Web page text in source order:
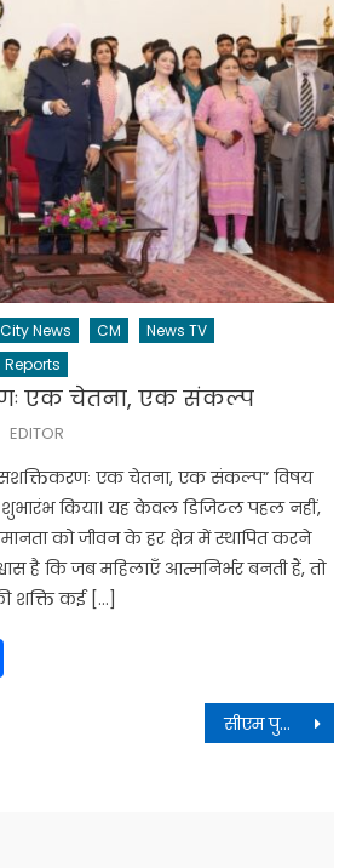
City News CM
News TV
एक चेतना, एक संकल्प
Author
EDITOR
एक चेतना, एक संकल्प” विषय
शुभारंभ किया। यह केवल डिजिटल पहल नहीं,
को जीवन के हर क्षेत्र में स्थापित करने
है कि जब महिलाएँ आत्मनिर्भर बनती हैं, तो
शक्ति कई […]
सीएम पुष्कर सिंह धामी ने हल्द्वानी में सिटी फॉरेस्ट का किया लोकार्पण